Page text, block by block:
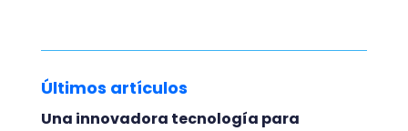
Últimos artículos
Una innovadora tecnología para